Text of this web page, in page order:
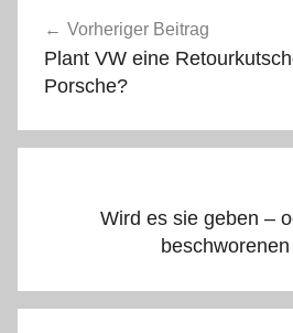
Vorheriger Beitrag
Plant VW eine
Porsche?
Wird es sie geben –